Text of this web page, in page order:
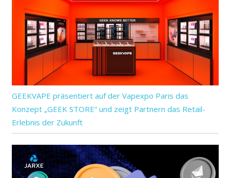
GEEKVAPE präsentiert auf der Vapexpo Paris das
Konzept „GEEK STORE“ und zeigt Partnern das Retail-
Erlebnis der Zukunft